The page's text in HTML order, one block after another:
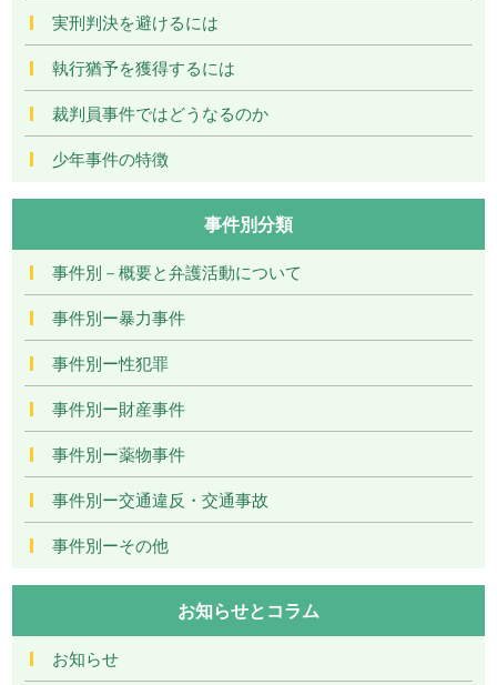
実刑判決を避けるには
執行猶予を獲得するには
裁判員事件ではどうなるのか
少年事件の特徴
事件別分類
事件別－概要と弁護活動について
事件別ー暴力事件
事件別ー性犯罪
事件別ー財産事件
事件別ー薬物事件
事件別ー交通違反・交通事故
事件別ーその他
お知らせとコラム
お知らせ